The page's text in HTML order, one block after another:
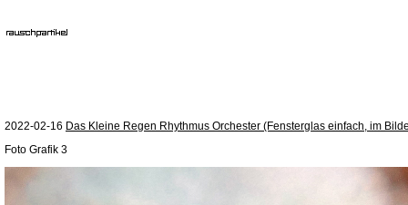
2022-02-16 Das Kleine Regen Rhythmus Orchester (Fensterglas einfach, im
Foto Grafik 3